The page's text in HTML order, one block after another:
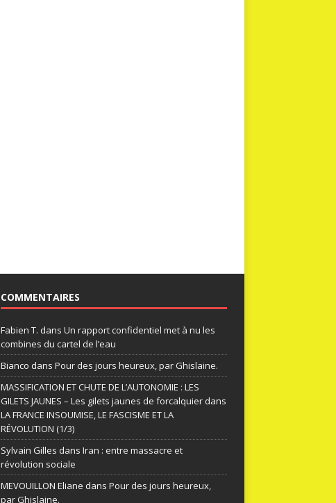
COMMENTAIRES
Fabien T. dans Un rapport confidentiel met à nu les
combines du cartel de l’eau
Bianco dans Pour des jours heureux, par Ghislaine.
MASSIFICATION ET CHUTE DE L’AUTONOMIE : LES
GILETS JAUNES – Les gilets jaunes de forcalquierdans
LA FRANCE INSOUMISE, LE FASCISME ET LA
RÉVOLUTION (1/3)
Sylvain Gilles dans Iran : entre massacre et
révolution sociale
MEVOUILLON Eliane dans Pour des jours heureux,
par Ghislaine.